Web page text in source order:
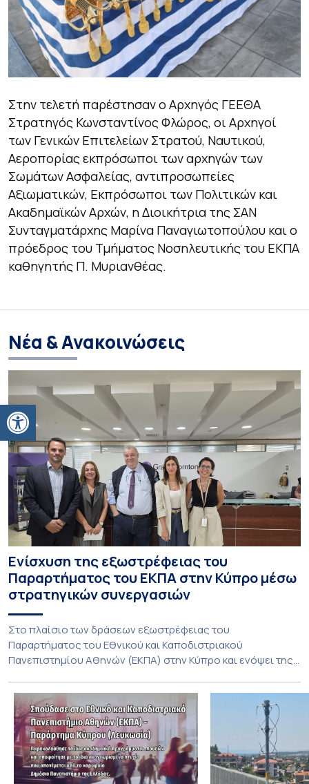
Ανοίξτε τη γραμμή εργαλείων
Στην τελετή παρέστησαν ο Αρχηγός ΓΕΕΘΑ
Στρατηγός Κωνσταντίνος Φλώρος, οι Αρχηγοί
των Γενικών Επιτελείων Στρατού, Ναυτικού,
Αεροπορίας εκπρόσωποι των αρχηγών των
Σωμάτων Ασφαλείας, αντιπροσωπείες
Αξιωματικών, Εκπρόσωποι των Πολιτικών και
Ακαδημαϊκών Αρχών, η Διοικήτρια της ΣΑΝ
Συνταγματάρχης Μαρίνα Παναγιωτοπούλου και ο
πρόεδρος του Τμήματος Νοσηλευτικής του ΕΚΠΑ
καθηγητής Π. Μυριανθέας.
Νέα & Ανακοινώσεις
Ενίσχυση της εξωστρέφειας του
Παραρτήματος του ΕΚΠΑ στην Κύπρο μέσω
στρατηγικών συνεργασιών
Στο πλαίσιο των δράσεων εξωστρέφειας του
Παραρτήματος του Εθνικού και Καποδιστριακού
Πανεπιστημίου Αθηνών (ΕΚΠΑ) στην Κύπρο και ενόψει της
Τμήματος Οικονομικών Επιστημών και του Τμήματος
Διοίκησης Επιχειρήσεων και Οργανισμών τον Σεπτέμβριο
του 2026, ο Κοσμήτορας της Σχολής Οικονομικών και
Πολιτικών Επιστημών, Καθηγητής Νικόλαος Ηρειώτης, και ο
Πρόεδρος του Τμήματος […]